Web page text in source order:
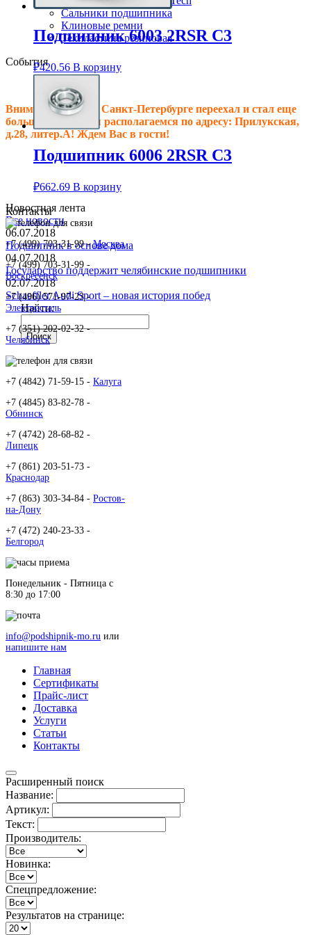
Сальники подшипника
Клиновые ремни
Техпластина резиновая
События
Внимание! Офис в Санкт-Петербурге переехал и стал еще
больше, теперь мы располагаемся по адресу: Прилукская,
д.28, литер.А! Ждем Вас в гости!
Новостная лента
Все новости
06.07.2018
Подшипник в основе дома
04.07.2018
Государство поддержит челябинские подшипники
02.07.2018
Schaeffler Audi Sport – новая история побед
Найти:
Подшипник 6003 2RSR C3
₽420.56 В корзину
Подшипник 6006 2RSR C3
₽662.69 В корзину
Контакты
+7 (499) 703-31-99 -Москва
+7 (499) 703-31-99 -
Воскресенск
+7 (496) 571-97-23 -
Электросталь
+7 (351) 202-02-32 -
Челябинск
+7 (4842) 71-59-15 - Калуга
+7 (4845) 83-82-78 -
Обнинск
+7 (4742) 28-68-82 -
Липецк
+7 (861) 203-51-73 -
Краснодар
+7 (863) 303-34-84 - Ростов-
на-Дону
+7 (472) 240-23-33 -
Белгород
Понедельник - Пятница c
8:30 до 17:00
info@podshipnik-mo.ru или
напишите нам
Главная
Сертификаты
Прайс-лист
Доставка
Услуги
Статьи
Контакты
Расширенный поиск
Название:
Артикул:
Текст:
Производитель:
Новинка:
Спецпредложение:
Результатов на странице: